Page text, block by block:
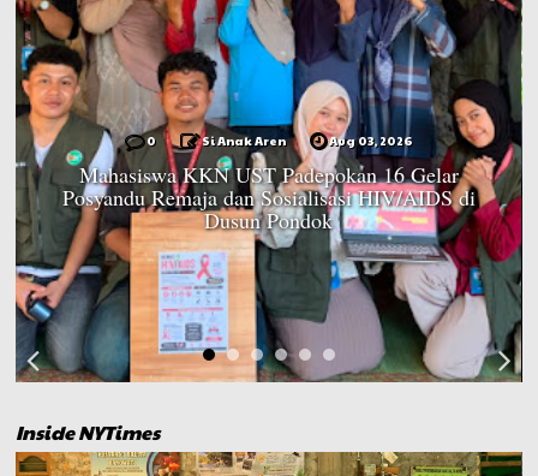
0 Si Anak Aren Aug 03, 2026
Mahasiswa KKN UST Padepokan 16 Gelar
Posyandu Remaja dan Sosialisasi HIV/AIDS di
Dusun Pondok
Inside NYTimes